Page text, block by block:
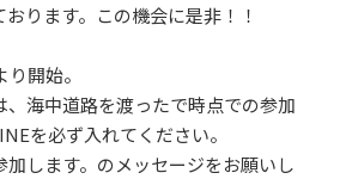
ります。この機会に是非！！
開始。
、海中道路を渡ったで時点での参加
を必ず入れてください。
加します。のメッセージをお願いし